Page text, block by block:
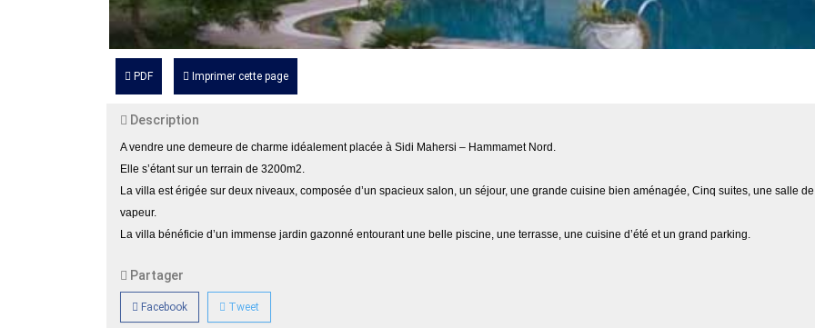
PDF Imprimer cette page
Description
A vendre une demeure de charme idéalement placée à Sidi Mahersi – Hammamet Nord.
Elle s’étant sur un terrain de 3200m2.
La villa est érigée sur deux niveaux, composée d’un spacieux salon, un séjour, une grande cuisine bien aménagée, Cinq suites, une salle
vapeur.
La villa bénéficie d’un immense jardin gazonné entourant une belle piscine, une terrasse, une cuisine d’été et un grand parking.
Partager
Facebook Tweet